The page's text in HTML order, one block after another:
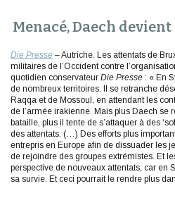
Menacé, Daech
Die Presse – Autriche. Les attentats de
militaires de l’Occident contre
quotidien conservateur Die Presse : « En
de nombreux territoires. Il se retranche
Raqqa et de Mossoul, en attendant les
de l’armée irakienne. Mais plus Daech se
bataille, plus il tente de s’attaquer à des
des attentats. (…) Des efforts plus
entrepris en Europe afin de dissuader les
de rejoindre des groupes extrémistes. Et
perspective de nouveaux attentats, car en
sa survie. Et ceci pourrait le rendre plus